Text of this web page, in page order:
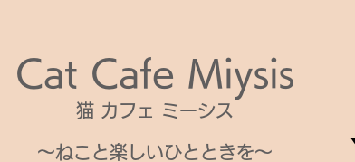
Cat Cafe Miysis
猫 カフェ ミーシス
～ねこと楽しいひとときを～